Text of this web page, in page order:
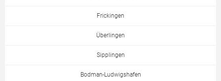
Frickingen
Überlingen
Sipplingen
Bodman-Ludwigshafen